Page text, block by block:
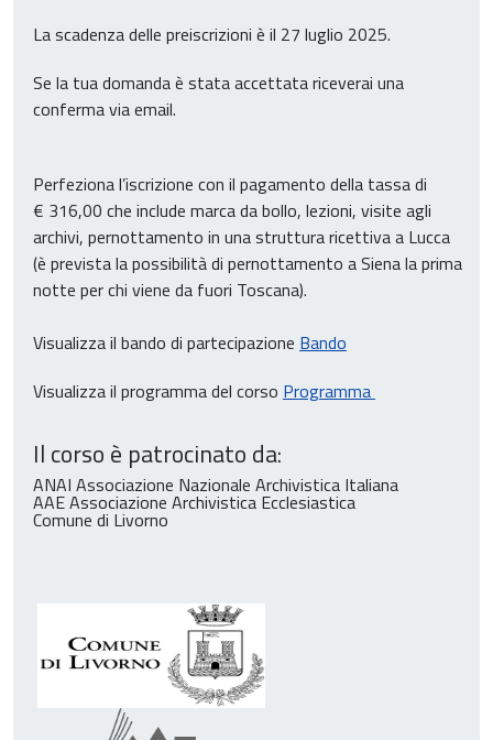
La scadenza delle preiscrizioni è il 27 luglio 2025.
Se la tua domanda è stata accettata riceverai una
conferma via email.
Perfeziona l’iscrizione con il pagamento della tassa di
€ 316,00 che include marca da bollo, lezioni, visite agli
archivi, pernottamento in una struttura ricettiva a Lucca
(è prevista la possibilità di pernottamento a Siena la prima
notte per chi viene da fuori Toscana).
Visualizza il bando di partecipazione Bando
Visualizza il programma del corso Programma
Il corso è patrocinato da:
ANAI Associazione Nazionale Archivistica Italiana
AAE Associazione Archivistica Ecclesiastica
Comune di Livorno